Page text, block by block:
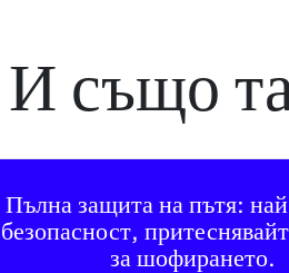
И също
Пълна защита на пътя:
безопасност,
за шофирането.